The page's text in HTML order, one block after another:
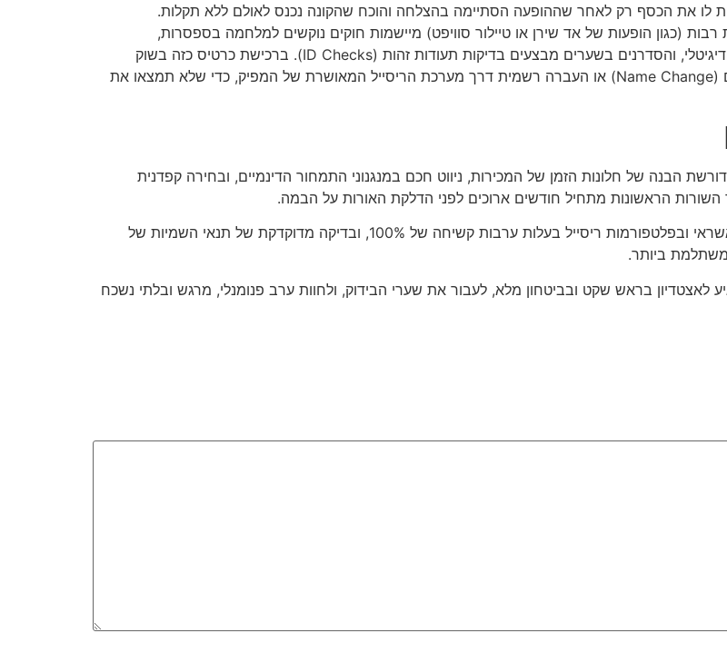
לו את הכסף רק לאחר שההופעה הסתיימה בהצלחה והוכח שהקונה נכנס לאולם ללא תקלות.
רבות (כגון הופעות של אד שירן או טיילור סוויפט) מיישמות חוקים נוקשים למלחמה בספסרות,
במסגרתם השם של הרוכש המקורי מודפס על גבי הכרטיס הדיגיטלי, והסדרנים בשערים מבצעים בדיקות תעודות זהות (ID Checks). ברכישת כרטיס כזה בשוק
המשני, חובה לוודא שהמוכר מבצע תהליך רשמי של שינוי שם (Name Change) או העברה רשמית דרך מערכת הריסייל המאושרת של המפיק, כדי שלא תמצאו את
הבנה של חלונות הזמן של המכירות, ניווט חכם במנגנוני התמחור הדינמיים, ובחירה קפדנית
הראשונות מתחיל חודשים ארוכים לפני הדלקת האורות על הבמה.
התארגנות מוקדמת מול מועדוני מעריצים, שימוש מושכל בחברות אשראי ובפלטפורמות ריסייל בעלות ערבות קשיחה של 100%, ובדיקה מדוקדקת של תנאי השמיות של
ביותר.
לאצטדיון בראש שקט ובביטחון מלא, לעבור את שערי הבידוק, ולחוות ערב פנומנלי, מרגש ובלתי נשכח